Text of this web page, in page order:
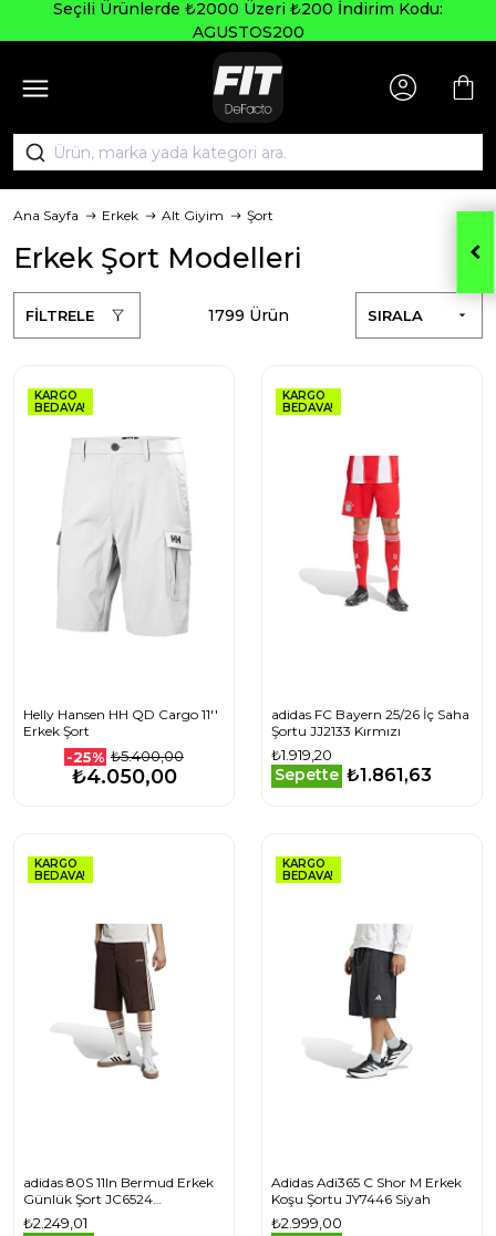
Seçili Ürünlerde ₺2000 Üzeri ₺200 İndirim Kodu:
AGUSTOS200
Ana Sayfa Erkek Alt Giyim Şort
Erkek Şort Modelleri
FİLTRELE SIRALA
1799 Ürün
KARGO
BEDAVA!
Helly Hansen HH QD Cargo 11''
Erkek Şort
-25% ₺5.400,00
₺4.050,00
KARGO
BEDAVA!
adidas FC Bayern 25/26 İç Saha
Şortu JJ2133 Kırmızı
₺1.919,20
Sepette ₺1.861,63
KARGO
BEDAVA!
adidas 80S 11In Bermud Erkek
Günlük Şort JC6524
Kahverengi
₺2.249,01
KARGO
BEDAVA!
Adidas Adi365 C Shor M Erkek
Koşu Şortu JY7446 Siyah
₺2.999,00